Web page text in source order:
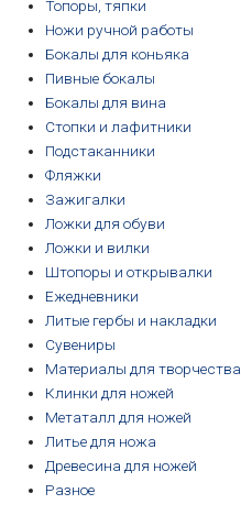
Топоры, тяпки
Ножи ручной работы
Бокалы для коньяка
Пивные бокалы
Бокалы для вина
Стопки и лафитники
Подстаканники
Фляжки
Зажигалки
Ложки для обуви
Ложки и вилки
Штопоры и открывалки
Ежедневники
Литые гербы и накладки
Сувениры
Материалы для творчества
Клинки для ножей
Метаталл для ножей
Литье для ножа
Древесина для ножей
Разное